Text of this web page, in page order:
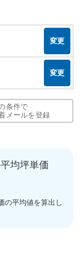
変更
変更
条件で
メールを登録
均坪単価
の平均値を算出し